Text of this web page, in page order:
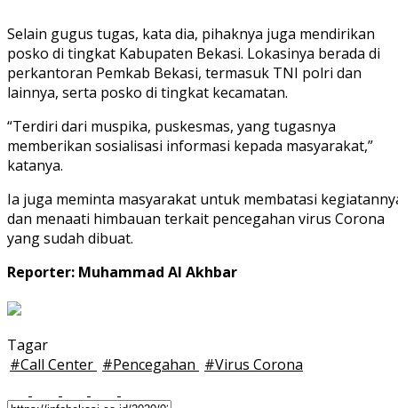
Selain gugus tugas, kata dia, pihaknya juga mendirikan
posko di tingkat Kabupaten Bekasi. Lokasinya berada di
perkantoran Pemkab Bekasi, termasuk TNI polri dan
lainnya, serta posko di tingkat kecamatan.
“Terdiri dari muspika, puskesmas, yang tugasnya
memberikan sosialisasi informasi kepada masyarakat,”
katanya.
Ia juga meminta masyarakat untuk membatasi
dan menaati himbauan terkait pencegahan virus Corona
yang sudah dibuat.
Reporter: Muhammad Al Akhbar
Tagar
#Call Center #Pencegahan #Virus Corona